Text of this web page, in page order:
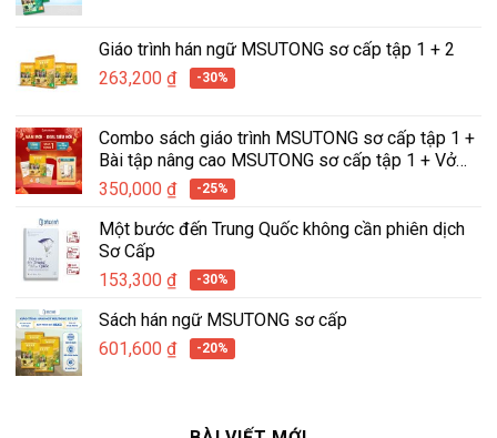
Giáo trình hán ngữ MSUTONG sơ cấp tập 1 + 2
263,200 ₫ -30%
Combo sách giáo trình MSUTONG sơ cấp tập 1 +
Bài tập nâng cao MSUTONG sơ cấp tập 1 + Vở
tập viết hán ngữ tích hợp MSUTONG tập 1
350,000 ₫ -25%
Một bước đến Trung Quốc không cần phiên dịch
Sơ Cấp
153,300 ₫ -30%
Sách hán ngữ MSUTONG sơ cấp
601,600 ₫ -20%